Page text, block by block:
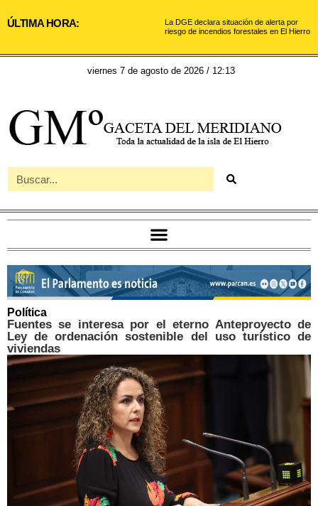
ÚLTIMA HORA:
La DGE declara situación de alerta por
riesgo de incendios forestales en El Hierro
viernes 7 de agosto de 2026 / 12:13
Política
Fuentes se interesa por el eterno Anteproyecto de
Ley de ordenación sostenible del uso turístico de
viviendas